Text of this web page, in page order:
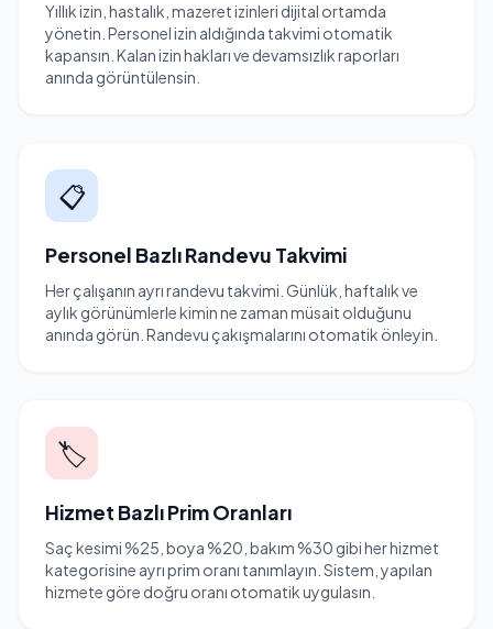
Yıllık izin, hastalık, mazeret izinleri dijital ortamda
yönetin. Personel izin aldığında takvimi otomatik
kapansın. Kalan izin hakları ve devamsızlık raporları
anında görüntülensin.
📋
Personel Bazlı Randevu Takvimi
Her çalışanın ayrı randevu takvimi. Günlük, haftalık ve
aylık görünümlerle kimin ne zaman müsait olduğunu
anında görün. Randevu çakışmalarını otomatik önleyin.
🏷️
Hizmet Bazlı Prim Oranları
Saç kesimi %25, boya %20, bakım %30 gibi her hizmet
kategorisine ayrı prim oranı tanımlayın. Sistem, yapılan
hizmete göre doğru oranı otomatik uygulasın.